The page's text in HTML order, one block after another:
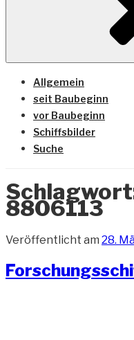
Allgemein
seit Baubeginn
vor Baubeginn
Schiffsbilder
Suche
8806113
Veröffentlicht am 28.